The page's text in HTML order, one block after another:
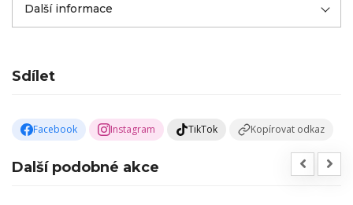
Další informace
Sdílet
Facebook Instagram TikTok Kopírovat odkaz
Další podobné akce